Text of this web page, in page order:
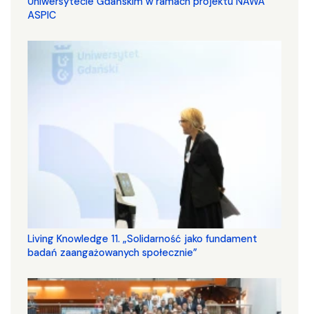
ASPIC
Living Knowledge 11. „Solidarność jako fundament
badań zaangażowanych społecznie”